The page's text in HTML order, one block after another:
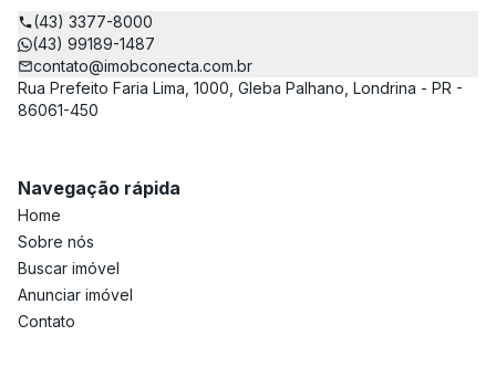
(43) 3377-8000
(43) 99189-1487
contato@imobconecta.com.br
Rua Prefeito Faria Lima, 1000, Gleba Palhano, Londrina - PR -
86061-450
Navegação rápida
Home
Sobre nós
Buscar imóvel
Anunciar imóvel
Contato